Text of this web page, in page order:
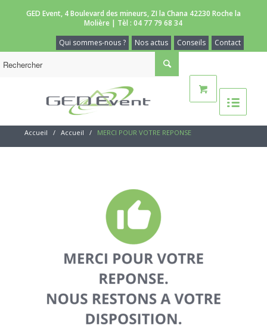
GED Event, 4 Boulevard des mineurs, ZI la Chana 42230 Roche la
Molière | Tèl :04 77 79 68 34
Contact
Conseils
Nos actus
Qui sommes-nous ?
Accueil / Accueil / MERCI POUR VOTRE REPONSE